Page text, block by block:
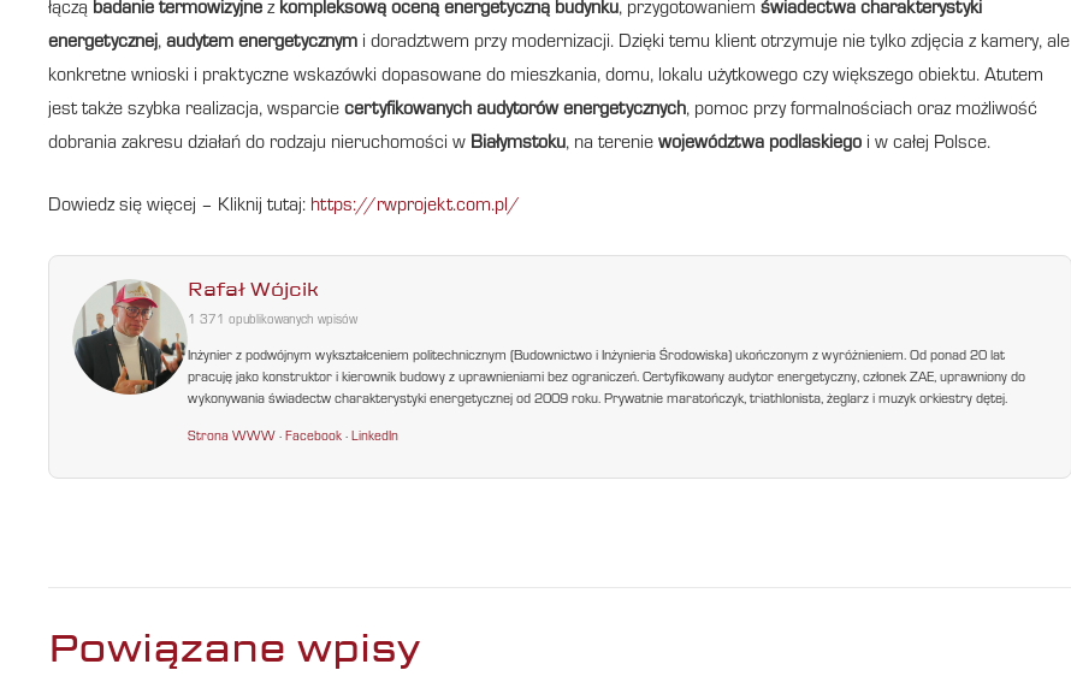
łączą badanie termowizyjne z kompleksową oceną energetyczną budynku, przygotowaniem świadectwa charakterystyki
energetycznej, audytem energetycznym i doradztwem przy modernizacji. Dzięki temu klient otrzymuje nie tylko zdjęcia z kamery, ale
konkretne wnioski i praktyczne wskazówki dopasowane do mieszkania, domu, lokalu użytkowego czy większego obiektu. Atutem
jest także szybka realizacja, wsparcie certyfikowanych audytorów energetycznych, pomoc przy formalnościach oraz możliwość
dobrania zakresu działań do rodzaju nieruchomości w Białymstoku, na terenie województwa podlaskiego i w całej Polsce.
Dowiedz się więcej – Kliknij tutaj: https://rwprojekt.com.pl/
Rafał Wójcik
1 371 opublikowanych wpisów
Inżynier z podwójnym wykształceniem politechnicznym (Budownictwo i Inżynieria Środowiska) ukończonym z wyróżnieniem. Od ponad 20 lat
pracuję jako konstruktor i kierownik budowy z uprawnieniami bez ograniczeń. Certyfikowany audytor energetyczny, członek ZAE, uprawniony do
wykonywania świadectw charakterystyki energetycznej od 2009 roku. Prywatnie maratończyk, triathlonista, żeglarz i muzyk orkiestry dętej.
Strona WWW ·Facebook ·LinkedIn
Powiązane wpisy